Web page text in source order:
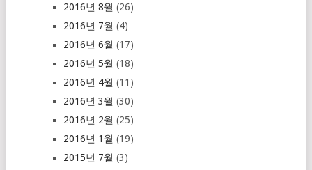
2016년 8월 (26)
2016년 7월 (4)
2016년 6월 (17)
2016년 5월 (18)
2016년 4월 (11)
2016년 3월 (30)
2016년 2월 (25)
2016년 1월 (19)
2015년 7월 (3)